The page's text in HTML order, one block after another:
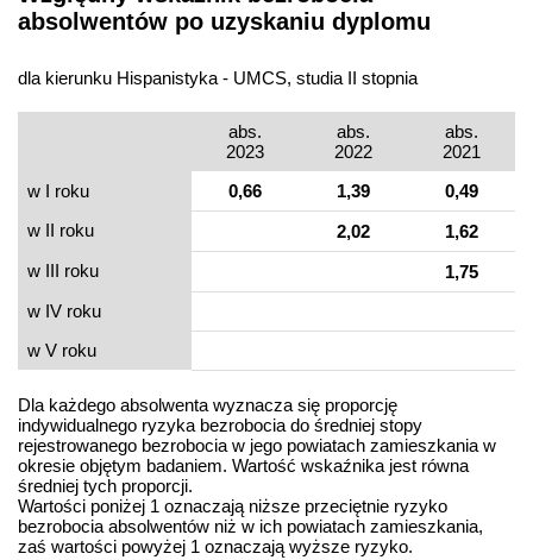
absolwentów po uzyskaniu dyplomu
dla kierunku Hispanistyka - UMCS, studia II stopnia
abs.
2023
abs.
2022
abs.
2021
w I roku
0,66 1,39
0,49
w II roku
2,02
1,62
w III roku
1,75
w IV roku
w V roku
Dla każdego absolwenta wyznacza się proporcję
indywidualnego ryzyka bezrobocia do średniej stopy
rejestrowanego bezrobocia w jego powiatach zamieszkania w
okresie objętym badaniem. Wartość wskaźnika jest równa
średniej tych proporcji.
Wartości poniżej 1 oznaczają niższe przeciętnie ryzyko
bezrobocia absolwentów niż w ich powiatach zamieszkania,
zaś wartości powyżej 1 oznaczają wyższe ryzyko.